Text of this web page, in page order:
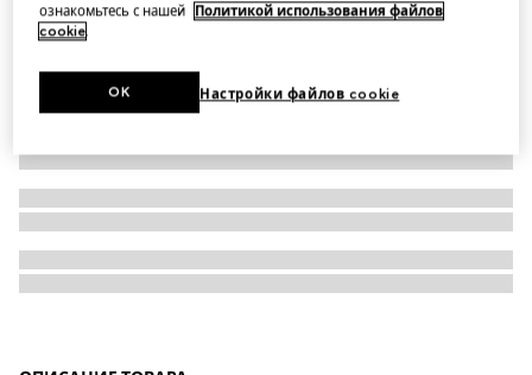
ознакомьтесь с нашей
Политикой использования файлов
cookie.
Настройки файлов cookie
OK